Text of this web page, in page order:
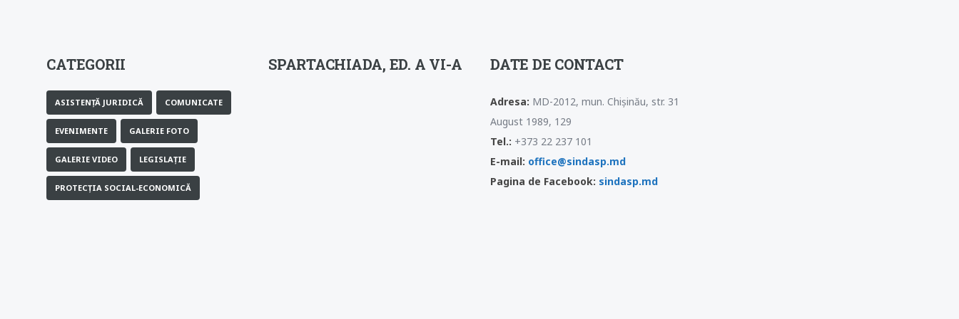
CATEGORII
ASISTENȚĂ JURIDICĂ COMUNICATE
EVENIMENTE GALERIE FOTO
GALERIE VIDEO LEGISLAȚIE
PROTECȚIA SOCIAL-ECONOMICĂ
SPARTACHIADA, ED. A VI-A DATE DE CONTACT
Adresa: MD-2012, mun. Chișinău, str. 31
August 1989, 129
Tel.: +373 22 237 101
E-mail: office@sindasp.md
Pagina de Facebook: sindasp.md